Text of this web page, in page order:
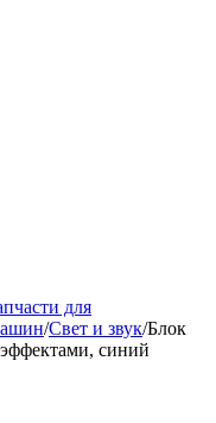
для
/Свет и звук/Блок
синий